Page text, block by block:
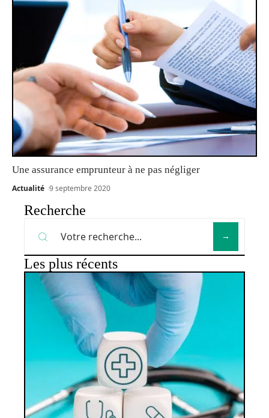
Une assurance emprunteur à ne pas négliger
Actualité 9 septembre 2020
Recherche
Les plus récents